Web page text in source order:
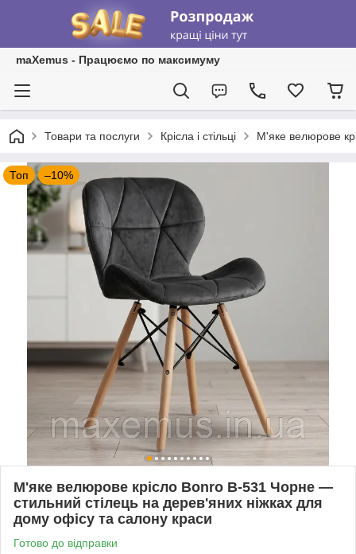
maXemus - Працюємо по максимуму
Товари та послуги Крісла і стільці М'яке велюрове
Топ –10%
М'яке велюрове крісло Bonro B-531 Чорне —
стильний стілець на дерев'яних ніжках для
дому офісу та салону краси
Готово до відправки